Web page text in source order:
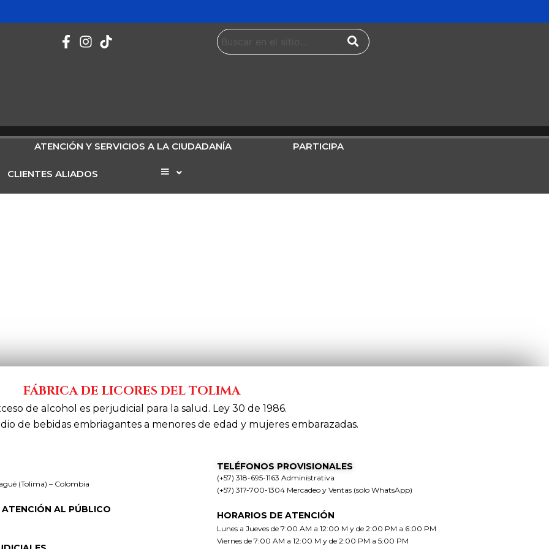
ATENCIÓN Y SERVICIOS A LA CIUDADANÍA PARTICIPA
CLIENTES ALIADOS Elemento
menú
FÁBRICA DE LICORES DEL TOLIMA
de alcohol es perjudicial para la salud. Ley 30 de 1986.
de bebidas embriagantes a menores de edad y mujeres embarazadas.
(Tolima) – Colombia
AL PÚBLICO
TELÉFONOS PROVISIONALES
(+57) 318-695-1163 Administrativa
(+57) 317-700-1304 Mercadeo y Ventas (solo WhatsApp)
HORARIOS DE ATENCIÓN
Lunes a Jueves de 7:00 AM a 12:00 M y de 2:00 PM a 6:00 PM
Viernes de 7:00 AM a 12:00 M y de 2:00 PM a 5:00 PM